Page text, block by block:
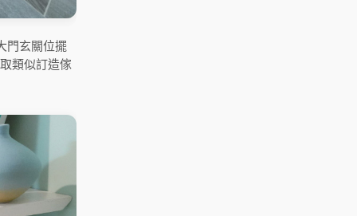
門玄關位擺
類似訂造傢